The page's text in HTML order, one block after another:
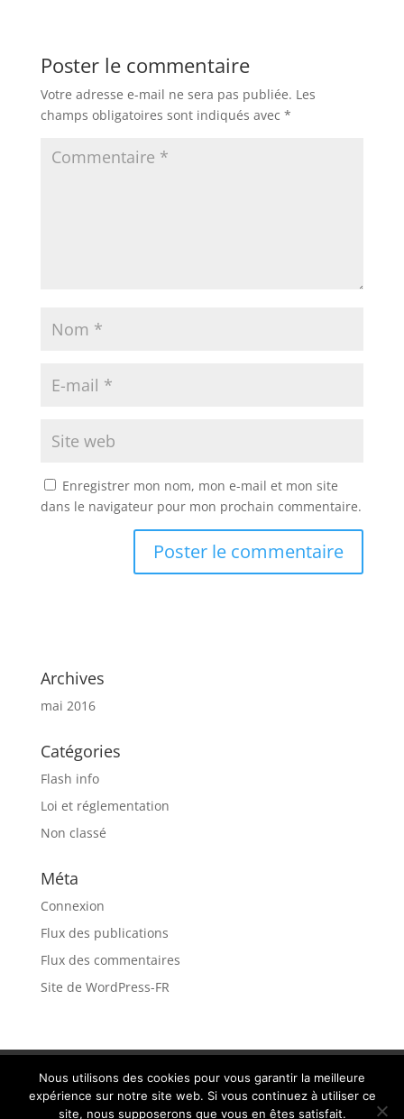
Poster le commentaire
Votre adresse e-mail ne sera pas publiée. Les
champs obligatoires sont indiqués avec *
Enregistrer mon nom, mon e-mail et mon site
dans le navigateur pour mon prochain commentaire.
Archives
mai 2016
Catégories
Flash info
Loi et réglementation
Non classé
Méta
Connexion
Flux des publications
Flux des commentaires
Site de WordPress-FR
Recrutement MENTIONS LÉGALES
Nous utilisons des cookies pour vous garantir la meilleure
expérience sur notre site web. Si vous continuez à utiliser ce
site, nous supposerons que vous en êtes satisfait.